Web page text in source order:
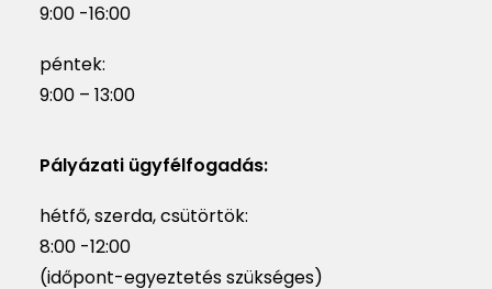
9:00 -16:00
péntek:
9:00 – 13:00
Pályázati ügyfélfogadás:
hétfő, szerda, csütörtök:
8:00 -12:00
(időpont-egyeztetés szükséges)